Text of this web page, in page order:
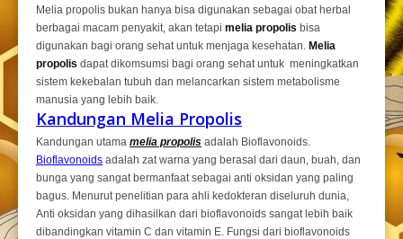
Melia propolis bukan hanya bisa digunakan sebagai obat herbal
berbagai macam penyakit, akan tetapi melia propolis bisa
digunakan bagi orang sehat untuk menjaga kesehatan. Melia
propolis dapat dikomsumsi bagi orang sehat untuk meningkatkan
sistem kekebalan tubuh dan melancarkan sistem metabolisme
manusia yang lebih baik.
Kandungan Melia Propolis
Kandungan utama melia propolis adalah Bioflavonoids.
Bioflavonoids adalah zat warna yang berasal dari daun, buah, dan
bunga yang sangat bermanfaat sebagai anti oksidan yang paling
bagus. Menurut penelitian para ahli kedokteran diseluruh dunia,
Anti oksidan yang dihasilkan dari bioflavonoids sangat lebih baik
dibandingkan vitamin C dan vitamin E. Fungsi dari bioflavonoids